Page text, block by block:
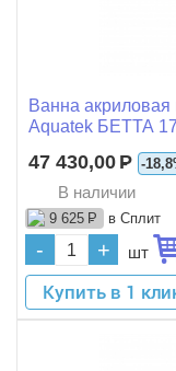
Ванна акриловая
Aquatek БЕТТА
47 430,00 Р -
В наличии
9 625 Р в Сплит
- + шт
Купить в 1